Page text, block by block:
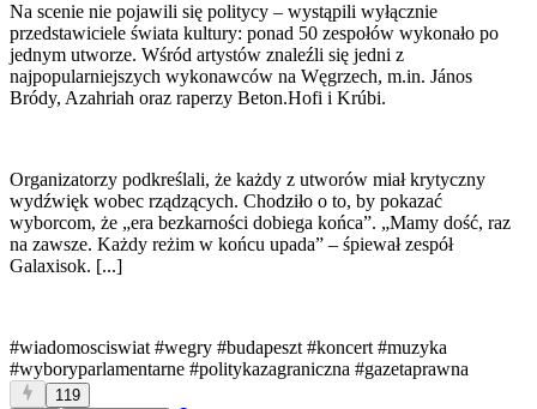
Na scenie nie pojawili się politycy – wystąpili wyłącznie
przedstawiciele świata kultury: ponad 50 zespołów wykonało po
jednym utworze. Wśród artystów znaleźli się jedni z
najpopularniejszych wykonawców na Węgrzech, m.in. János
Bródy, Azahriah oraz raperzy Beton.Hofi i Krúbi.
Organizatorzy podkreślali, że każdy z utworów miał krytyczny
wydźwięk wobec rządzących. Chodziło o to, by pokazać
wyborcom, że „era bezkarności dobiega końca”. „Mamy dość, raz
na zawsze. Każdy reżim w końcu upada” – śpiewał zespół
Galaxisok. [...]
#wiadomosciswiat #wegry #budapeszt #koncert #muzyka
#wyboryparlamentarne #politykazagraniczna #gazetaprawna
119